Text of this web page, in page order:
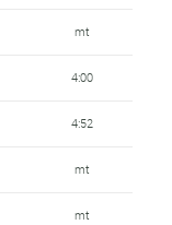
mt
4:00
4:52
mt
mt